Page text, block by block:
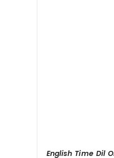
English Time Dil